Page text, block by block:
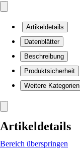
Artikeldetails
Datenblätter
Beschreibung
Produktsicherheit
Weitere Kategorien
Artikeldetails
Bereich überspringen